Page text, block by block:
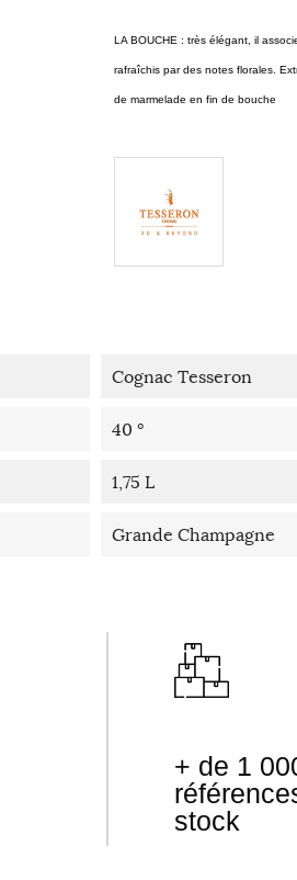
LA BOUCHE : très élégant, il
rafraîchis par des notes florales.
de marmelade en fin de bouche
Cognac Tesseron
40 °
1,75 L
Grande Champagne
+ de 1
stock